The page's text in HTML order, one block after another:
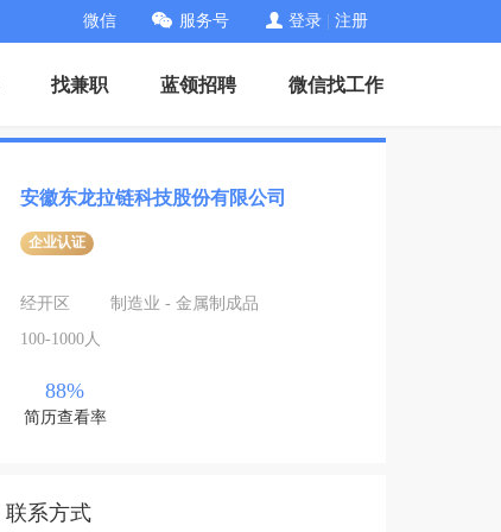
微信 服务号 登录 注册
找兼职 蓝领招聘 微信找工作
安徽东龙拉链科技股份有限公司
企业认证
经开区
制造业 - 金属制成品
100-1000人
88%
简历查看率
联系方式